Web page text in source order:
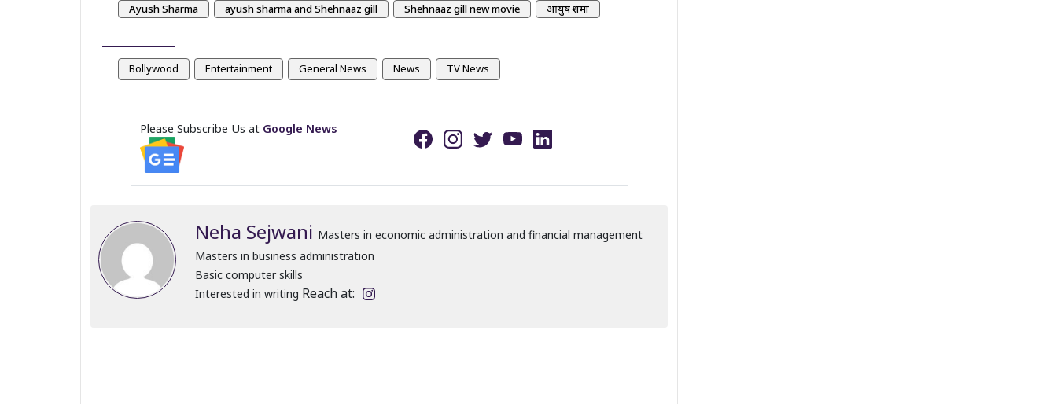
Ayush Sharma ayush sharma and Shehnaaz gill Shehnaaz gill new movie आयुष शर्मा
Bollywood Entertainment General News News TV News
Please Subscribe Us at Google News
Neha Sejwani Masters in economic administration and financial management
Masters in business administration
Basic computer skills
Interested in writing Reach at: